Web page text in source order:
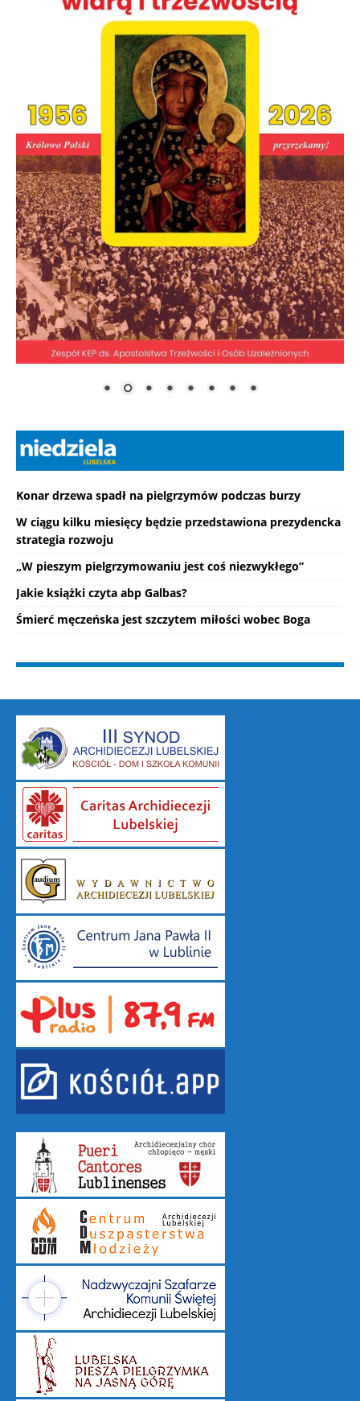
Konar drzewa spadł na pielgrzymów podczas burzy
W ciągu kilku miesięcy będzie przedstawiona prezydencka
strategia rozwoju
„W pieszym pielgrzymowaniu jest coś niezwykłego”
Jakie książki czyta abp Galbas?
Śmierć męczeńska jest szczytem miłości wobec Boga